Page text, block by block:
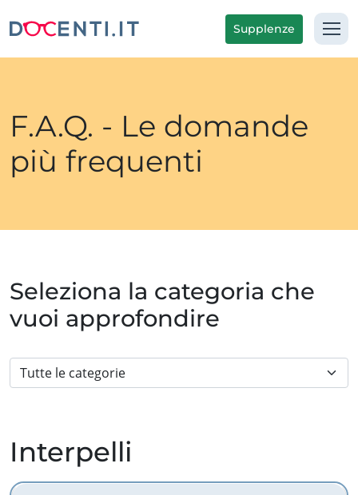
Supplenze
F.A.Q. - Le domande
più frequenti
Seleziona la categoria che
vuoi approfondire
Interpelli